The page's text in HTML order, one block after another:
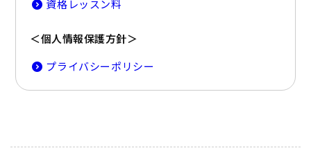
資格レッスン料
＜個人情報保護方針＞
プライバシーポリシー